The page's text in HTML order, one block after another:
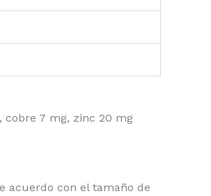
cobre 7 mg, zinc 20 mg
acuerdo con el tamaño de